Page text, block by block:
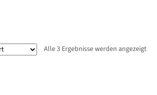
Alle 3 Ergebnisse werden angezeigtNach